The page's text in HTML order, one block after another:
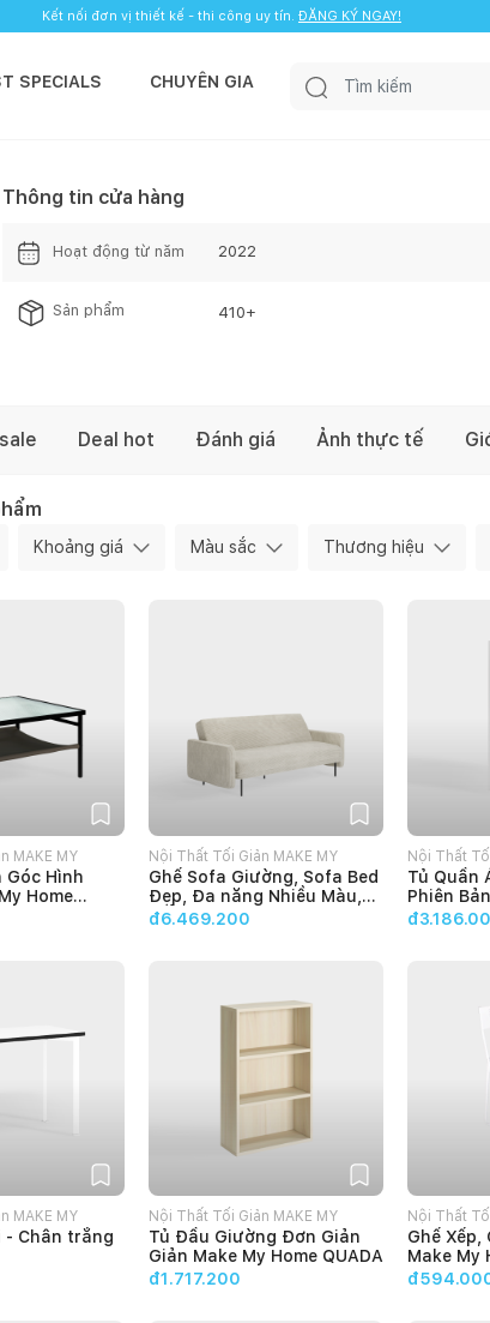
Kết nối đơn vị thiết kế - thi công uy tín. ĐĂNG KÝ NGAY!
SPECIALS CHUYÊN GIA
Thông tin cửa hàng
Hoạt động từ năm 2022
Sản phẩm 410+
Deal hot Đánh giá Ảnh thực tế
Khoảng giá Màu sắc Thương hiệu
MAKE MY
Góc Hình
Home
Nội Thất Tối Giản MAKE MY
HOME
Ghế Sofa Giường, Sofa Bed
Đẹp, Đa năng Nhiều Màu,
Kiểu Dáng Đơn Giản Make
đ6.469.200
Nội Thất
HOME
Tủ Quần
Phiên
Make My
MAKE MY
- Chân trắng
Nội Thất Tối Giản MAKE MY
HOME
Tủ Đầu Giường Đơn Giản
Giản Make My Home QUADA
đ1.717.200
Nội Thất
HOME
Ghế Xếp,
Make My